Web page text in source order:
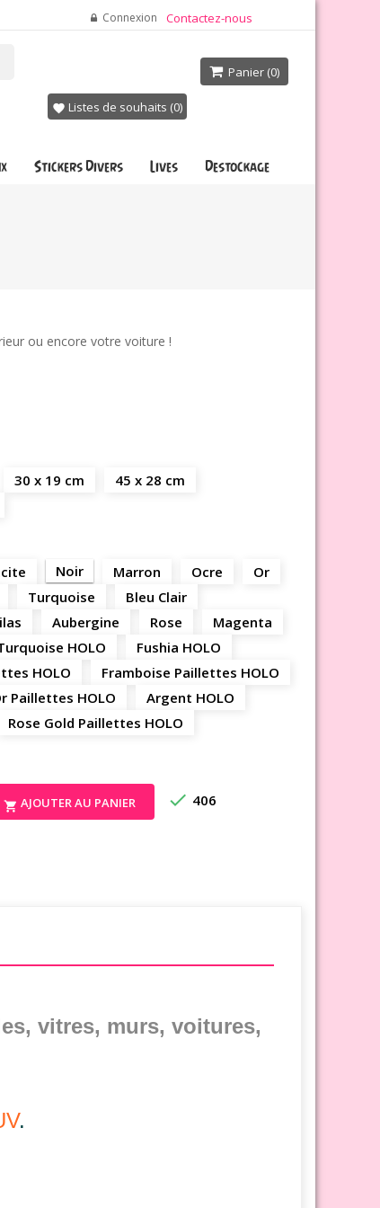
Connexion Contactez-nous
Panier (0)
favorite Listes de souhaits (0)
Stickers Divers Lives Destockage
ou encore votre voiture !
30 x 19 cm
45 x 28 cm
Noir Marron Ocre
Or
Turquoise
Bleu Clair
Aubergine Rose
Magenta
HOLO
Fushia HOLO
HOLO
Framboise Paillettes HOLO
Paillettes HOLO
Argent HOLO
Rose Gold Paillettes HOLO
 AJOUTER AU PANIER  406
vitres, murs, voitures,
.